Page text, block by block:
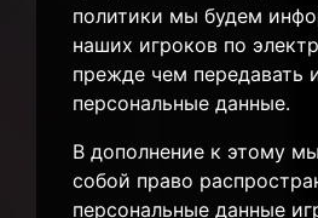
политики мы будем
наших игроков по
прежде чем передавать
персональные данные.
В дополнение к этому
собой право
персональные данные